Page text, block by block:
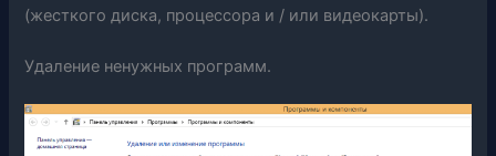
(жесткого диска, процессора и / или видеокарты).
Удаление ненужных программ.